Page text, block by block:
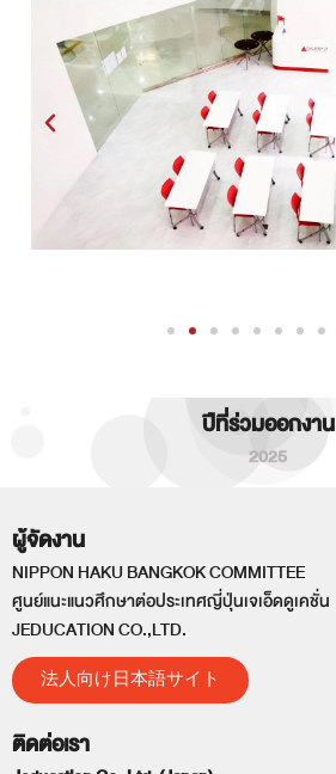
ปีที่ร่วมออกงาน
2025
ผู้จัดงาน
NIPPON HAKU BANGKOK COMMITTEE
ศูนย์แนะแนวศึกษาต่อประเทศญี่ปุ่นเจเอ็ดดูเคชั่น
JEDUCATION CO.,LTD.
法人向け日本語サイト
ติดต่อเรา